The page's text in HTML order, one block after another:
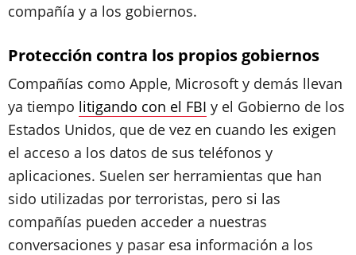
compañía y a los gobiernos.
Protección contra los propios gobiernos
Compañías como Apple, Microsoft y demás llevan
ya tiempo litigando con el FBI y el Gobierno de los
Estados Unidos, que de vez en cuando les exigen
el acceso a los datos de sus teléfonos y
aplicaciones. Suelen ser herramientas que han
sido utilizadas por terroristas, pero si las
compañías pueden acceder a nuestras
conversaciones y pasar esa información a los